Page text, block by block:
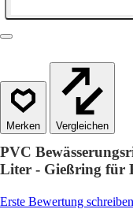
Vergleichen
PVC
Liter - Gießring für
Erste Bewertung schreiben